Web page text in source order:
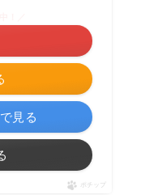
見る
ポチップ